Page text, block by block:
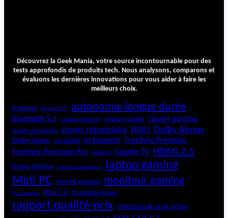
Découvrez la Geek Mania, votre source incontournable pour des
tests approfondis de produits tech. Nous analysons, comparons et
évaluons les dernières innovations pour vous aider à faire les
meilleurs choix.
6 pouces Android 15 autonomie longue durée
Bluetooth 5.3 casque gaming charge rapide clavier gaming
clavier mécanique clavier rétroéclairé DDR5 Dolby Atmos
Dolby Vision durabilité ergonomie
FreeSync Premium
FreeSync Premium Pro
gaming Google TV HDMI 2.1
home cinéma laptop bureautique laptop gaming
Mini PC mini PC gaming moniteur gaming
PC compact PCIe 5.0 PC portable gamer
rapport qualité-prix réduction de bruit active